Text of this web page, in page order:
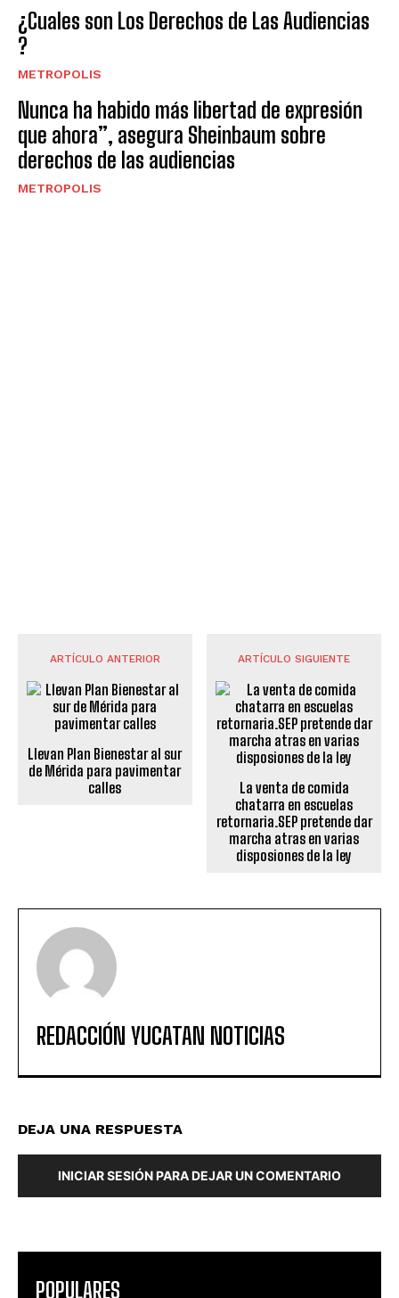
¿Cuales son Los Derechos de Las Audiencias
?
METROPOLIS
Nunca ha habido más libertad de expresión
que ahora”, asegura Sheinbaum sobre
derechos de las audiencias
METROPOLIS
ARTÍCULO ANTERIOR
Llevan Plan Bienestar al sur
de Mérida para pavimentar
calles
ARTÍCULO SIGUIENTE
La venta de comida
chatarra en escuelas
retornaria.SEP pretende dar
marcha atras en varias
disposiones de la ley
REDACCIÓN YUCATAN NOTICIAS
DEJA UNA RESPUESTA
INICIAR SESIÓN PARA DEJAR UN COMENTARIO
POPULARES